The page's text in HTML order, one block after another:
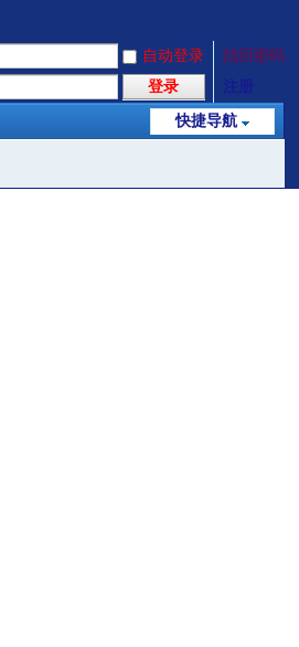
自动登录
找回密码
登录
快捷导航